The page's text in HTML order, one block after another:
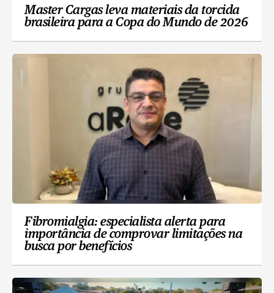
Master Cargas leva materiais da torcida
brasileira para a Copa do Mundo de 2026
Fibromialgia: especialista alerta para
importância de comprovar limitações na
busca por benefícios